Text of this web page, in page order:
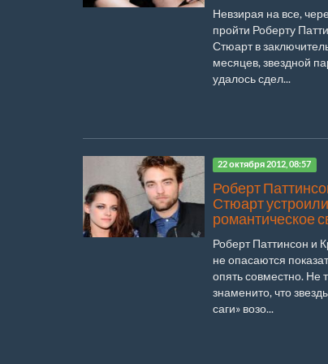
Невзирая на все,
пройти Роберту
Стюарт в
месяцев, звездной
удалось сдел...
22 октября 2012, 08:57
Роберт
Стюарт устроили
романтическое
Роберт Паттинсон и
не опасаются
опять совместно. Не
знаменито, что
саги» возо...